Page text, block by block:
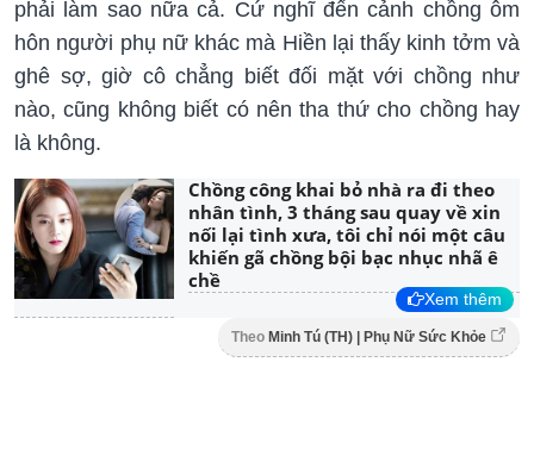
phải làm sao nữa cả. Cứ nghĩ đến cảnh chồng ôm
hôn người phụ nữ khác mà Hiền lại thấy kinh tởm và
ghê sợ, giờ cô chẳng biết đối mặt với chồng như
nào, cũng không biết có nên tha thứ cho chồng hay
là không.
Chồng công khai bỏ nhà ra đi theo
nhân tình, 3 tháng sau quay về xin
nối lại tình xưa, tôi chỉ nói một câu
khiến gã chồng bội bạc nhục nhã ê
chề
Xem thêm
Theo Minh Tú (TH) | Phụ Nữ Sức Khỏe